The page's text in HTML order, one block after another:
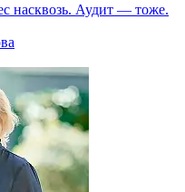
насквозь. Аудит — тоже.